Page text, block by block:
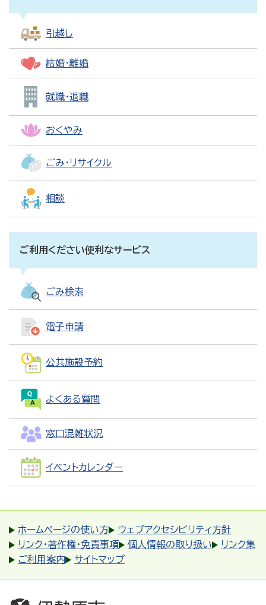
引越し
結婚・離婚
就職・退職
おくやみ
ごみ・リサイクル
相談
ご利用ください便利なサービス
ごみ検索
電子申請
公共施設予約
よくある質問
窓口混雑状況
イベントカレンダー
ホームページの使い方
ウェブアクセシビリティ方針
リンク・著作権・免責事項
個人情報の取り扱い
リンク集
ご利用案内
サイトマップ